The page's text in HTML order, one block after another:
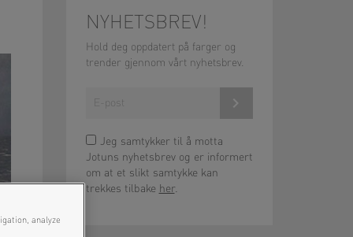
NYHETSBREV!
Hold deg oppdatert på farger og
trender gjennom vårt nyhetsbrev.
Jeg samtykker til å motta
Jotuns nyhetsbrev og er informert
om at et slikt samtykke kan
trekkes tilbake her.
analyze